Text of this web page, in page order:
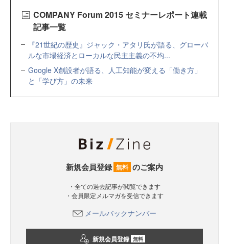
COMPANY Forum 2015 セミナーレポート連載
記事一覧
『21世紀の歴史』ジャック・アタリ氏が語る、グローバ
ルな市場経済とローカルな民主主義の不均...
Google X創設者が語る、人工知能が変える「働き方」
と「学び方」の未来
新規会員登録 無料 のご案内
・全ての過去記事が閲覧できます
・会員限定メルマガを受信できます
メールバックナンバー
新規会員登録 無料